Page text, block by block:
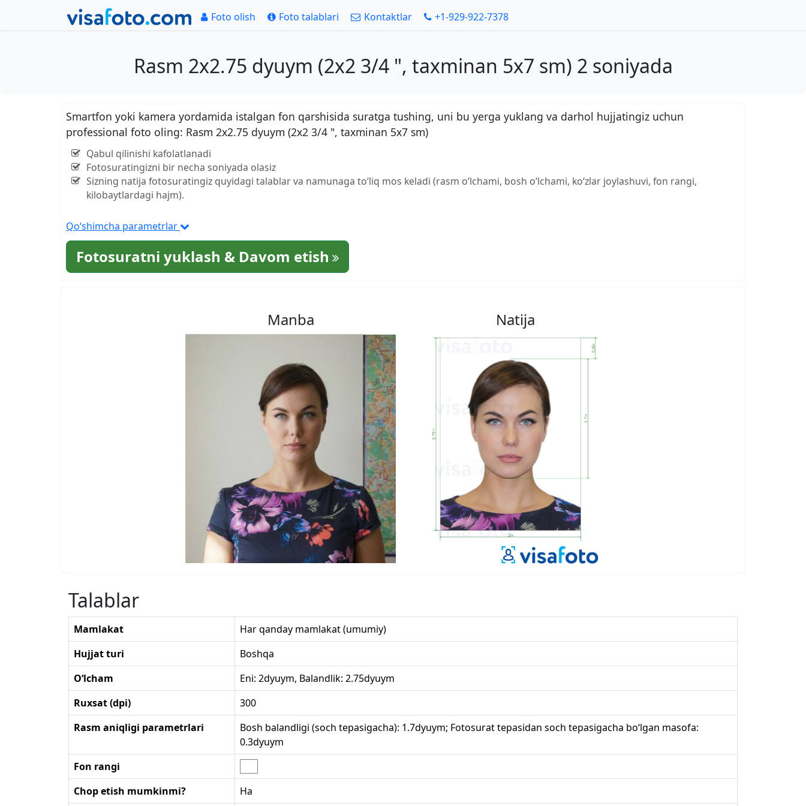
Foto olish Foto talablari Kontaktlar +1-929-922-7378
Rasm 2x2.75 dyuym (2x2 3/4 ", taxminan 5x7 sm) 2 soniyada
Smartfon yoki kamera yordamida istalgan fon qarshisida suratga tushing, uni bu yerga yuklang va darhol hujjatingiz uchun
professional foto oling: Rasm 2x2.75 dyuym (2x2 3/4 ", taxminan 5x7 sm)
Qabul qilinishi kafolatlanadi
Fotosuratingizni bir necha soniyada olasiz
Sizning natija fotosuratingiz quyidagi talablar va namunaga to‘liq mos keladi (rasm o‘lchami, bosh o‘lchami, ko‘zlar joylashuvi, fon rangi,
kilobaytlardagi hajm).
Qo‘shimcha parametrlar
Fotosuratni yuklash & Davom etish
Manba Natija
Talablar
Mamlakat
Har qanday mamlakat (umumiy)
Hujjat turi
Boshqa
O‘lcham
Eni: 2dyuym, Balandlik: 2.75dyuym
Ruxsat (dpi)
300
Rasm aniqligi parametrlari
Bosh balandligi (soch tepasigacha): 1.7dyuym; Fotosurat tepasidan soch tepasigacha bo‘lgan masofa:
0.3dyuym
Fon rangi
Chop etish mumkinmi?
Ha